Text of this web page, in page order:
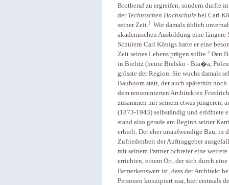
Brotberuf zu ergreifen, sondern durfte
der Technischen Hochschule bei Carl
seiner Zeit.3
Wie damals üblich
akademischen Ausbildung eine
Schülern Carl Königs hatte er eine
Zeit seines Lebens prägen sollte.4 Den
in Bielitz (heute Bielsko - Bia�a,
grösste der Region. Sie wuchs damals
Bauboom statt, der auch späterhin
dem renommierten Architekten
zusammen mit seinem etwas jüngeren,
(1873-1943) selbständig und eröffnete
stand also gerade am Beginn seiner
erhielt. Der eher unaufwendige Bau, in
Zufriedenheit der Auftraggeber
mit seinem Partner Schreier eine
errichten, einem Ort, der sich durch
Bemerkenswert ist, dass der Architekt
Personen konzipiert war, hier erstmals